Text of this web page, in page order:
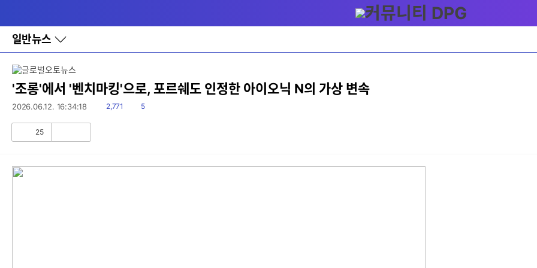
와
홈
일반뉴스
바
로
가
기
레
이
어
토
'조롱'에서 '벤치마킹'으로, 포르쉐도 인정한 아이오닉 N의 가상 변속
2026.06.12. 16:34:18
읽
2,771
댓
5
공25